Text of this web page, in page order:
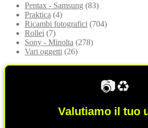
Pentax - Samsung (83)
Praktica (4)
Ricambi fotografici (704)
Rollei (7)
Sony - Minolta (278)
Vari oggetti (26)
📷♻️
Valutiamo il tuo